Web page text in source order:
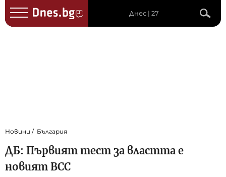
Днес | 27
Новини България
ДБ: Първият тест за властта е
новият ВСС